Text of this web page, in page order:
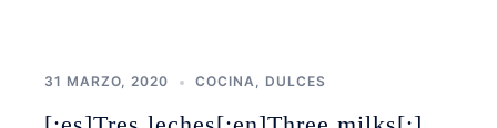
31 MARZO, 2020 COCINA, DULCES